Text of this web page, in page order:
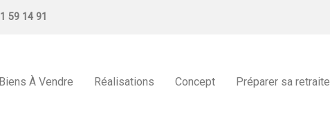
59 14 91
Biens À Vendre Réalisations Concept Préparer sa retraite